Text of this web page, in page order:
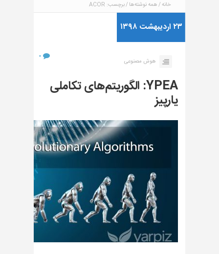
خانه همه نوشته‌ها برچسب: ACOR
۲۳ اردیبهشت ۱۳۹۸
هوش مصنوعی
۰
YPEA: الگوریتم‌های تکاملی
یارپیز